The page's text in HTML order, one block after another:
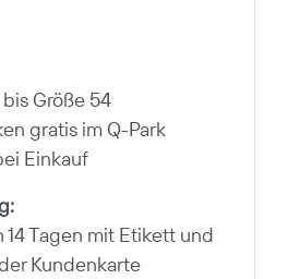
Größe 54
gratis im Q-Park
Einkauf
14 Tagen mit Etikett und
Kundenkarte